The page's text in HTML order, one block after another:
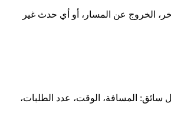
الخروج عن المسار، أو أي حدث غير
سائق: المسافة، الوقت، عدد الطلبات،